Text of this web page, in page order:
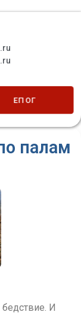
ЕП ОГ
палам
бедствие. И